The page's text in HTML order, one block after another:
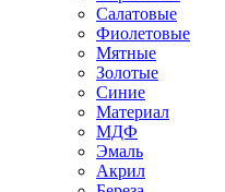
Салатовые
Фиолетовые
Мятные
Золотые
Синие
Материал
МДФ
Эмаль
Акрил